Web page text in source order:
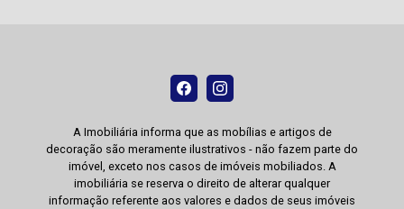
A Imobiliária informa que as mobílias e artigos de
decoração são meramente ilustrativos - não fazem parte do
imóvel, exceto nos casos de imóveis mobiliados. A
imobiliária se reserva o direito de alterar qualquer
informação referente aos valores e dados de seus imóveis